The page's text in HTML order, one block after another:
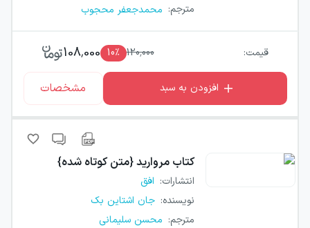
مترجم: محمدجعفر محجوب
قیمت: 120,000
10٪ 108,000
افزودن به سبد مشخصات
کتاب مروارید {متن کوتاه شده}
انتشارات: افق
نویسنده: جان اشتاین بک
مترجم: محسن سلیمانی